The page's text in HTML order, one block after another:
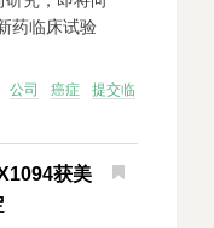
药临床试验
公司 癌症
提交临
获美